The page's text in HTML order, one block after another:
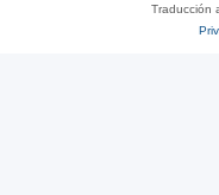
Traducción